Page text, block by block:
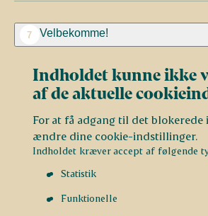
7 Velbekomme!
Indholdet kunne ikke
af de aktuelle
For at få adgang til det
ændre dine cookie-indstillinger.
Indholdet kræver accept af følgende
Statistik
Funktionelle